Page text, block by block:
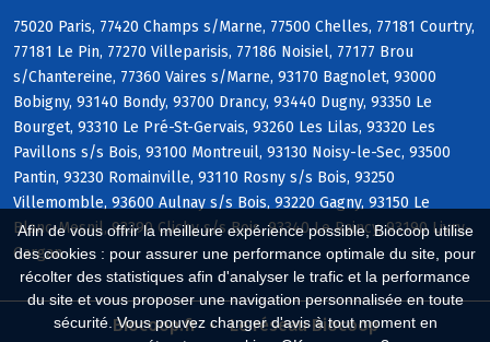
Afin de vous offrir la meilleure expérience possible, Biocoop utilise
des cookies : pour assurer une performance optimale du site, pour
récolter des statistiques afin d'analyser le trafic et la performance
du site et vous proposer une navigation personnalisée en toute
sécurité. Vous pouvez changer d'avis à tout moment en
75020 Paris, 77420 Champs s/Marne, 77500 Chelles, 77181 Courtry,
77181 Le Pin, 77270 Villeparisis, 77186 Noisiel, 77177 Brou
s/Chantereine, 77360 Vaires s/Marne, 93170 Bagnolet, 93000
Bobigny, 93140 Bondy, 93700 Drancy, 93440 Dugny, 93350 Le
Bourget, 93310 Le Pré-St-Gervais, 93260 Les Lilas, 93320 Les
Pavillons s/s Bois, 93100 Montreuil, 93130 Noisy-le-Sec, 93500
Pantin, 93230 Romainville, 93110 Rosny s/s Bois, 93250
Villemomble, 93600 Aulnay s/s Bois, 93220 Gagny, 93150 Le
Blanc-Mesnil, 93390 Clichy s/s Bois, 93340 Le Raincy, 93190 Livry-
Gargan
Biocoop.fr Le réseau Biocoop